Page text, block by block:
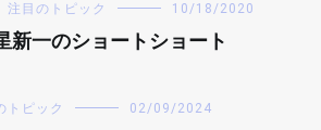
注目のトピック 10/18/2020
新一のショートショート
トピック 02/09/2024